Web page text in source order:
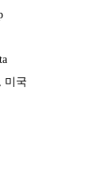
미국